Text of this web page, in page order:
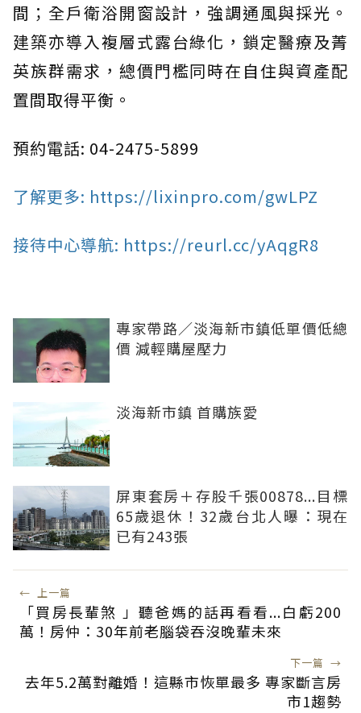
間；全戶衛浴開窗設計，強調通風與採光。
建築亦導入複層式露台綠化，鎖定醫療及菁
英族群需求，總價門檻同時在自住與資產配
置間取得平衡。
預約電話: 04-2475-5899
了解更多: https://lixinpro.com/gwLPZ
接待中心導航: https://reurl.cc/yAqgR8
專家帶路／淡海新市鎮低單價低總
價 減輕購屋壓力
淡海新市鎮 首購族愛
屏東套房＋存股千張00878...目標
65歲退休！32歲台北人曝：現在
已有243張
← 上一篇
「買房長輩煞 」聽爸媽的話再看看...白虧200
萬！房仲：30年前老腦袋吞沒晚輩未來
下一篇 →
去年5.2萬對離婚！這縣市恢單最多 專家斷言房
市1趨勢